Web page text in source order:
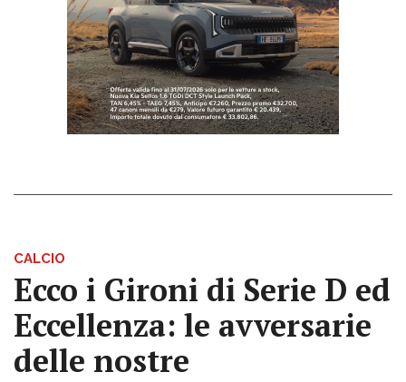
CALCIO
Ecco i Gironi di Serie D ed
Eccellenza: le avversarie
delle nostre